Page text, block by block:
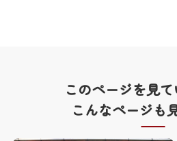
このページを見て
こんなページも